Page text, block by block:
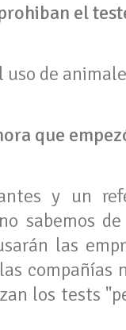
el
de
que
y un
sabemos
las
los tests